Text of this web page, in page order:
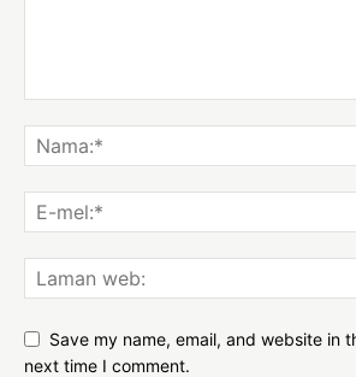
Save my name, email, and website in
next time I comment.